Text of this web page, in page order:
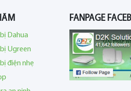
bị Dahua
bị Ugreen
bị điện nhẹ
FANPAGE